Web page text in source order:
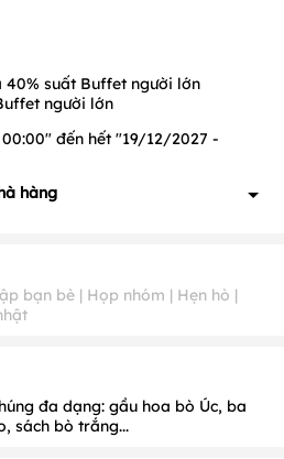
40% suất Buffet người lớn
người lớn
đến hết "19/12/2027 -
hàng
chi tiết.
nhận khách PasGo
PasGo
trước30 phútđể được phục vụ
giữ chỗ tối đa
bạn bè | Họp nhóm | Hẹn hò |
đa dạng: gầu hoa bò Úc, ba
sách bò trắng...